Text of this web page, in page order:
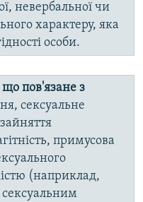
невербальної чи
характеру, яка
особи.
пов'язане з
сексуальне
примусова
(наприклад,
сексуальним